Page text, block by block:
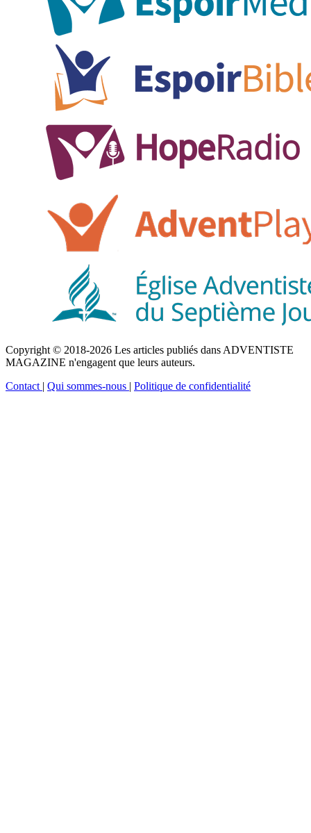
Copyright © 2018-2026 Les articles publiés dans ADVENTISTE
MAGAZINE n'engagent que leurs auteurs.
Contact | Qui sommes-nous | Politique de confidentialité